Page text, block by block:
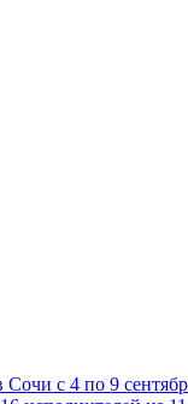
Сочи с 4 по 9